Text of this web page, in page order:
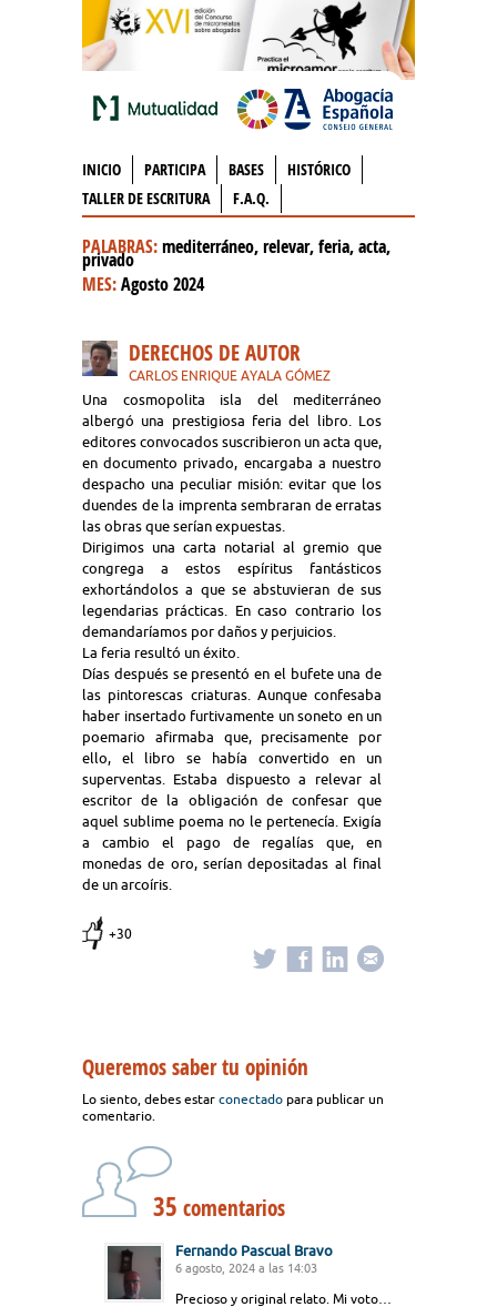
INICIO PARTICIPA BASES
HISTÓRICO
TALLER DE ESCRITURA
F.A.Q.
PALABRAS:mediterráneo, relevar, feria, acta,
privado
MES:Agosto 2024
DERECHOS DE AUTOR
CARLOS ENRIQUE AYALA GÓMEZ
Una cosmopolita isla del mediterráneo
albergó una prestigiosa feria del libro. Los
editores convocados suscribieron un acta que,
en documento privado, encargaba a nuestro
despacho una peculiar misión: evitar que los
duendes de la imprenta sembraran de erratas
las obras que serían expuestas.
Dirigimos una carta notarial al gremio que
congrega a estos espíritus fantásticos
exhortándolos a que se abstuvieran de sus
legendarias prácticas. En caso contrario los
demandaríamos por daños y perjuicios.
La feria resultó un éxito.
Días después se presentó en el bufete una de
las pintorescas criaturas. Aunque confesaba
haber insertado furtivamente un soneto en un
poemario afirmaba que, precisamente por
ello, el libro se había convertido en un
superventas. Estaba dispuesto a relevar al
escritor de la obligación de confesar que
aquel sublime poema no le pertenecía. Exigía
a cambio el pago de regalías que, en
monedas de oro, serían depositadas al final
de un arcoíris.
+30
Queremos saber tu opinión
Lo siento, debes estar conectado para publicar un
comentario.
35 comentarios
Fernando Pascual Bravo
6 agosto, 2024 a las 14:03
Precioso y original relato. Mi voto…